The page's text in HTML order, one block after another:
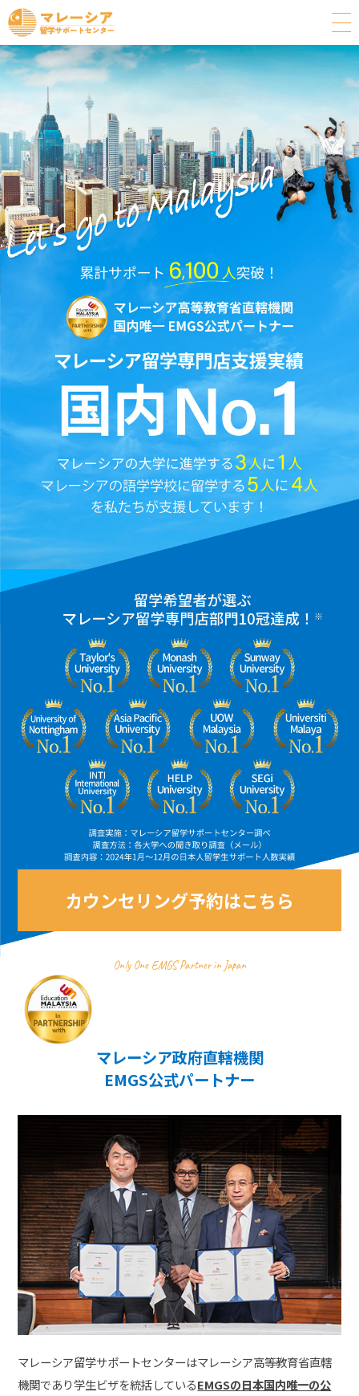
カウンセリング予約はこちら
Only One EMGS Partner in Japan
マレーシア政府直轄機関
EMGS公式パートナー
マレーシア留学サポートセンターはマレーシア高等教育省直轄
機関であり学生ビザを統括しているEMGSの日本国内唯一の公